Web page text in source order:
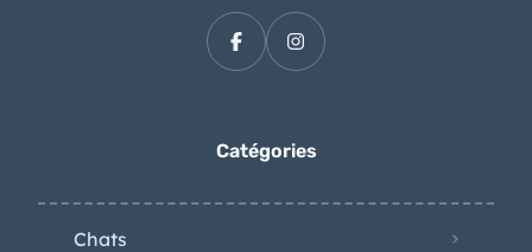
Catégories
Chats